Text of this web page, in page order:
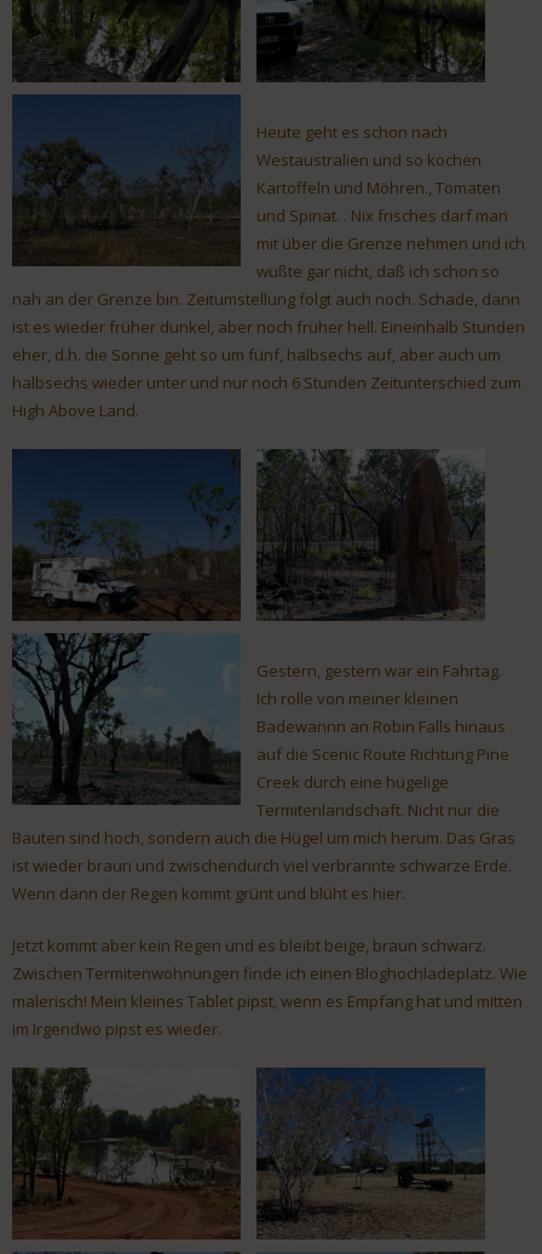
Heute geht es schon nach
Westaustralien und so kochen
Kartoffeln und Möhren., Tomaten
und Spinat. . Nix frisches darf man
mit über die Grenze nehmen und ich
wußte gar nicht, daß ich schon so
nah an der Grenze bin. Zeitumstellung folgt auch noch. Schade, dann
ist es wieder früher dunkel, aber noch früher hell. Eineinhalb Stunden
eher, d.h. die Sonne geht so um fünf, halbsechs auf, aber auch um
halbsechs wieder unter und nur noch 6 Stunden Zeitunterschied zum
High Above Land.
Gestern, gestern war ein Fahrtag.
Ich rolle von meiner kleinen
Badewannn an Robin Falls hinaus
auf die Scenic Route Richtung Pine
Creek durch eine hügelige
Termitenlandschaft. Nicht nur die
Bauten sind hoch, sondern auch die Hügel um mich herum. Das Gras
ist wieder braun und zwischendurch viel verbrannte schwarze Erde.
Wenn dann der Regen kommt grünt und blüht es hier.
Jetzt kommt aber kein Regen und es bleibt beige, braun schwarz.
Zwischen Termitenwohnungen finde ich einen Bloghochladeplatz. Wie
malerisch! Mein kleines Tablet pipst, wenn es Empfang hat und mitten
im Irgendwo pipst es wieder.